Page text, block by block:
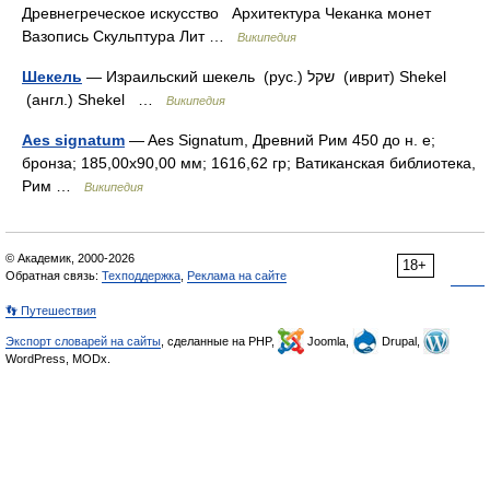
Древнегреческое искусство Архитектура Чеканка монет
Вазопись Скульптура Лит …
Википедия
Шекель — Израильский шекель (рус.) שקל (иврит) Shekel
(англ.) Shekel …
Википедия
Aes signatum — Aes Signatum, Древний Рим 450 до н. е;
бронза; 185,00x90,00 мм; 1616,62 гр; Ватиканская библиотека,
Рим …
Википедия
18+
© Академик, 2000-2026
Обратная связь: Техподдержка Реклама на сайте
👣 Путешествия
Экспорт словарей на сайты , сделанные на PHP, Joomla,
Drupal,
WordPress, MODx.